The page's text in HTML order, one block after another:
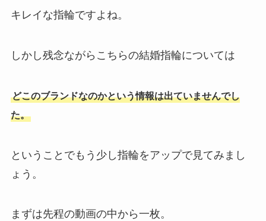
キレイな指輪ですよね。
しかし残念ながらこちらの結婚指輪については
どこのブランドなのかという情報は出ていませんでし
た。
ということでもう少し指輪をアップで見てみまし
ょう。
まずは先程の動画の中から一枚。